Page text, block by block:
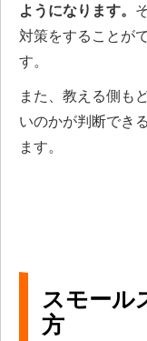
ようになります。
対策をすることが
す。
また、教える側も
いのかが判断でき
ます。
スモール
方